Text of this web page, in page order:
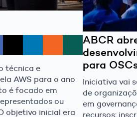
técnica e
AWS para o ano
é focado em
ou
objetivo inicial era
ABCR
para
Iniciativa vai
de
em
recursos;